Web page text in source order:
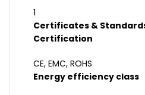
1
Certificates &
Certification
CE, EMC, ROHS
Energy efficiency class